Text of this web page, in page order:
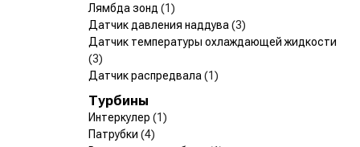
Лямбда зонд (1)
Датчик давления наддува (3)
Датчик температуры охлаждающей жидкости
(3)
Датчик распредвала (1)
Турбины
Интеркулер (1)
Патрубки (4)